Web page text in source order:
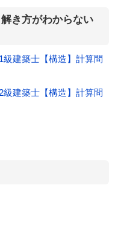
き方がわからない
建築士【構造】計算問
建築士【構造】計算問